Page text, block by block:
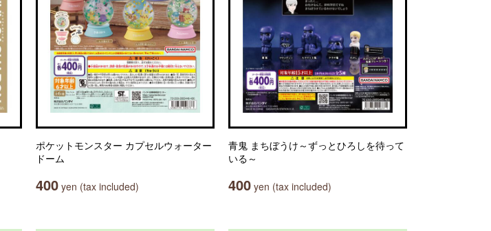
ポケットモンスター カプセルウォーター
ドーム
400 yen (tax included)
青鬼 まちぼうけ～ずっとひろしを待って
いる～
400 yen (tax included)